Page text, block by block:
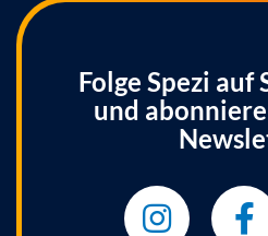
Folge Spezi auf
und